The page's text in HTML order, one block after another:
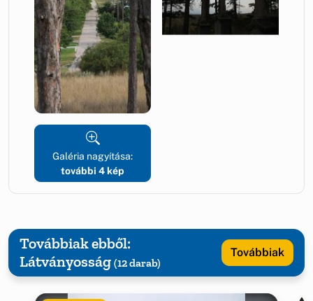
Galéria nagyítása:
további 4 kép
Továbbiak ebből:
Látványosság (12 darab)
Továbbiak